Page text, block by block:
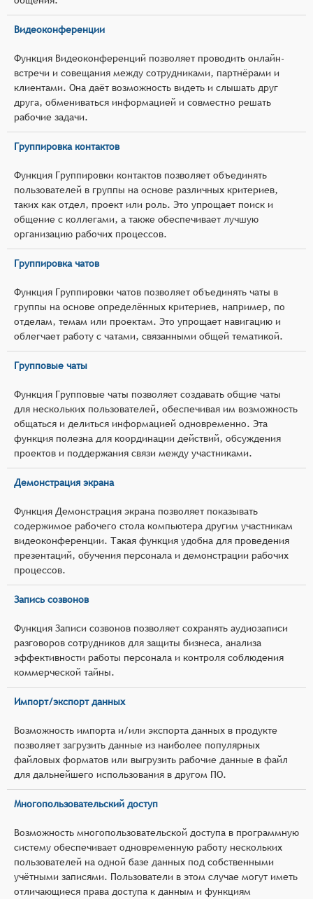
Видеоконференции
Функция Видеоконференций позволяет проводить онлайн-
встречи и совещания между сотрудниками, партнёрами и
клиентами. Она даёт возможность видеть и слышать друг
друга, обмениваться информацией и совместно решать
рабочие задачи.
Группировка контактов
Функция Группировки контактов позволяет объединять
пользователей в группы на основе различных критериев,
таких как отдел, проект или роль. Это упрощает поиск и
общение с коллегами, а также обеспечивает лучшую
организацию рабочих процессов.
Группировка чатов
Функция Группировки чатов позволяет объединять чаты в
группы на основе определённых критериев, например, по
отделам, темам или проектам. Это упрощает навигацию и
облегчает работу с чатами, связанными общей тематикой.
Групповые чаты
Функция Групповые чаты позволяет создавать общие чаты
для нескольких пользователей, обеспечивая им возможность
общаться и делиться информацией одновременно. Эта
функция полезна для координации действий, обсуждения
проектов и поддержания связи между участниками.
Демонстрация экрана
Функция Демонстрация экрана позволяет показывать
содержимое рабочего стола компьютера другим участникам
видеоконференции. Такая функция удобна для проведения
презентаций, обучения персонала и демонстрации рабочих
процессов.
Запись созвонов
Функция Записи созвонов позволяет сохранять аудиозаписи
разговоров сотрудников для защиты бизнеса, анализа
эффективности работы персонала и контроля соблюдения
коммерческой тайны.
Импорт/экспорт данных
Возможность импорта и/или экспорта данных в продукте
позволяет загрузить данные из наиболее популярных
файловых форматов или выгрузить рабочие данные в файл
для дальнейшего использования в другом ПО.
Многопользовательский доступ
Возможность многопользовательской доступа в программную
систему обеспечивает одновременную работу нескольких
пользователей на одной базе данных под собственными
учётными записями. Пользователи в этом случае могут иметь
отличающиеся права доступа к данным и функциям